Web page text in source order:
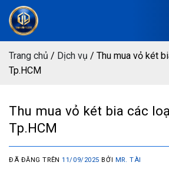
Chuyển
đến
dungTrang chủ / Dịch vụ / Thu mua vỏ két
Tp.HCM
Thu mua vỏ két bia các
Tp.HCM
ĐÃ ĐĂNG TRÊN11/09/2025 BỞI MR. TÀI